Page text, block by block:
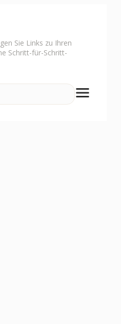
Sie Links zu Ihren
Schritt-für-Schritt-